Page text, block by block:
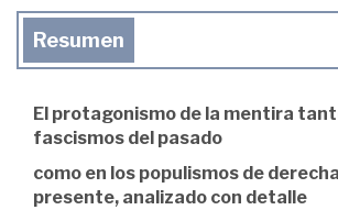
Resumen
El protagonismo de la mentira
fascismos del pasado
como en los populismos de
presente, analizado con detalle